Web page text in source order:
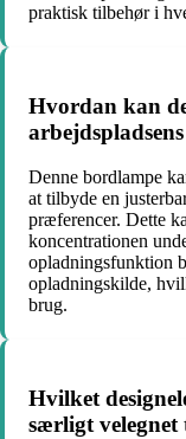
praktisk tilbehør i
Hvordan kan
Denne bordlampe
at tilbyde en
præferencer. Dette
koncentrationen
opladningsfunktion
opladningskilde,
brug.
Hvilket
særligt